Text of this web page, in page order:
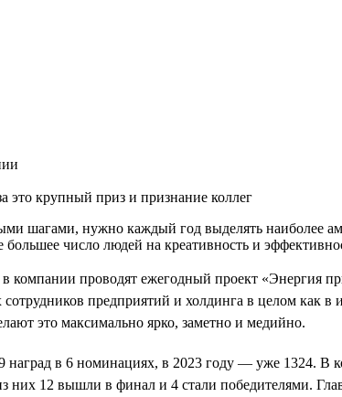
это крупный приз и признание коллег
шагами, нужно каждый год выделять наиболее
число людей на креативность и
компании проводят ежегодный проект «Энергия
предприятий и холдинга в целом как в
это максимально ярко, заметно и медийно.
наград в 6 номинациях, в 2023 году — уже 1324. В
них 12 вышли в финал и 4 стали победителями.